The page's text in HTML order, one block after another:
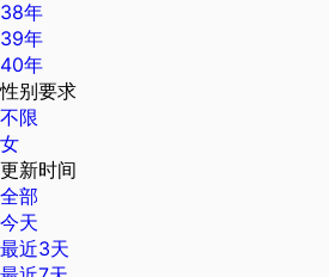
38年
39年
40年
性别要求
不限
女
更新时间
全部
今天
最近3天